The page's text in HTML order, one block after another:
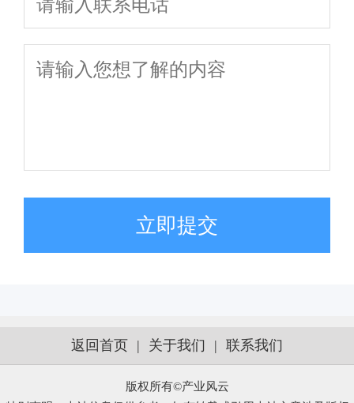
立即提交
返回首页 | 关于我们 | 联系我们
版权所有©产业风云